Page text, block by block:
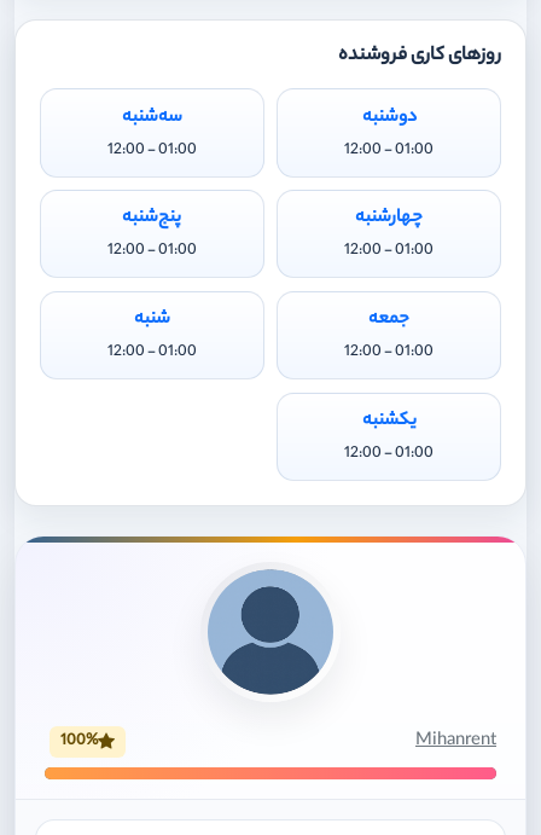
روزهای کاری فروشنده
دوشنبه
01:00 - 12:00
سه‌شنبه
01:00 - 12:00
چهارشنبه
01:00 - 12:00
پنج‌شنبه
01:00 - 12:00
جمعه
01:00 - 12:00
شنبه
01:00 - 12:00
یکشنبه
01:00 - 12:00
Mihanrent
100%